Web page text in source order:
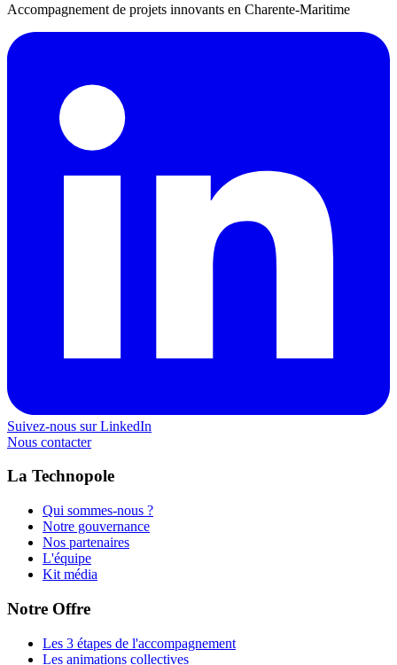
Accompagnement de projets innovants en Charente-Maritime
Suivez-nous sur LinkedIn
Nous contacter
La Technopole
Qui sommes-nous ?
Notre gouvernance
Nos partenaires
L'équipe
Kit média
Notre Offre
Les 3 étapes de l'accompagnement
Les animations collectives